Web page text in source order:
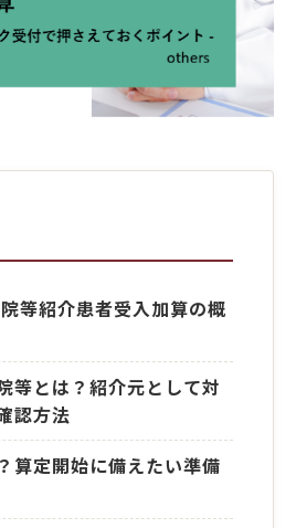
等紹介患者受入加算の概
等とは？紹介元として対
認方法
算定開始に備えたい準備